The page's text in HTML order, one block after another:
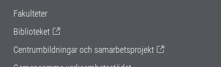
Fakulteter
Biblioteket
Centrumbildningar och samarbetsprojekt